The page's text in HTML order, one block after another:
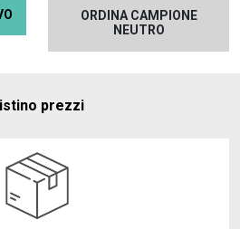
ORDINA CAMPIONE
NEUTRO
prezzi